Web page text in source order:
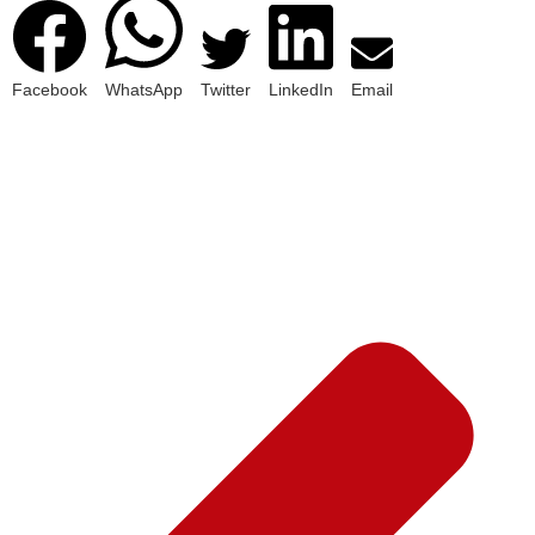
Facebook WhatsApp Twitter LinkedIn Email